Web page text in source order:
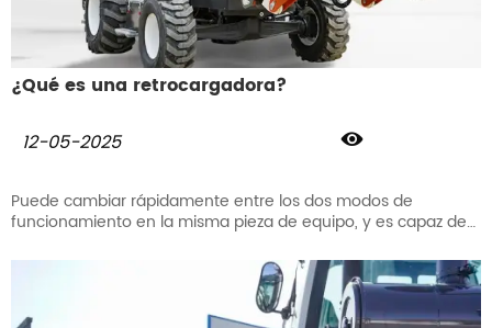
¿Qué es una retrocargadora?
12-05-2025

Puede cambiar rápidamente entre los dos modos de
funcionamiento en la misma pieza de equipo, y es capaz de
transporte.